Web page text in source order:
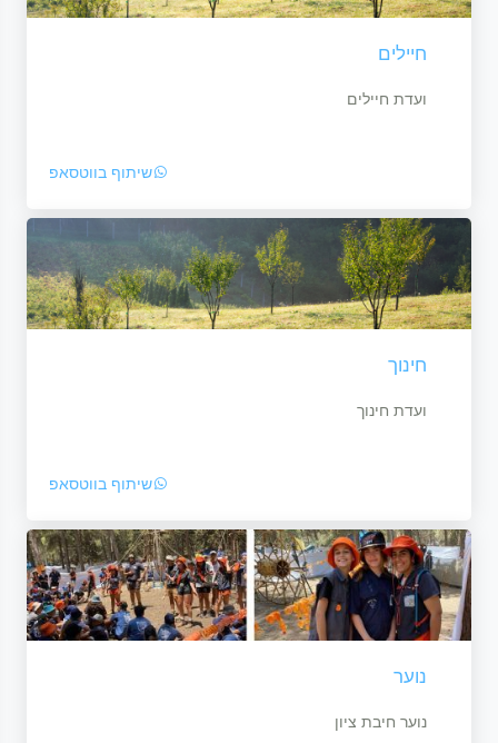
חיילים
ועדת חיילים
שיתוף בווטסאפ
חינוך
ועדת חינוך
שיתוף בווטסאפ
נוער
נוער חיבת ציון